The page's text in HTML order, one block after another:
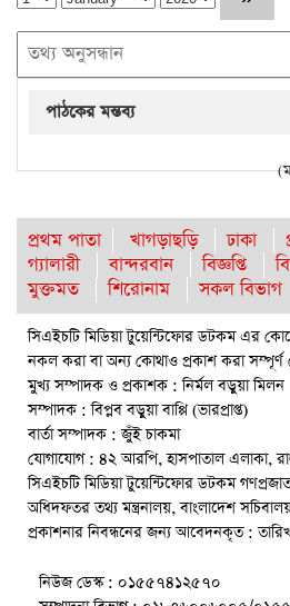
পাঠকের মন্তব্য
প্রথম পাতা খাগড়াছড়ি ঢাকা
গ্যালারী
বান্দরবান বিজ্ঞপ্তি
মুক্তমত
শিরোনাম সকল বিভাগ
সিএইচটি মিডিয়া টুয়েন্টিফোর ডটকম এর
নকল করা বা অন্য কোথাও প্রকাশ করা
মুখ্য সম্পাদক ও প্রকাশক : নির্মল বড়ুয়া মিলন
সম্পাদক : বিপ্লব বড়ুয়া বাপ্পি (ভারপ্রাপ্ত)
বার্তা সম্পাদক : জুঁই চাকমা
যোগাযোগ : ৪২ আরপি, হাসপাতাল এলাকা,
সিএইচটি মিডিয়া টুয়েন্টিফোর ডটকম
অধিদফতর তথ্য মন্ত্রনালয়, বাংলাদেশ
প্রকাশনার নিবন্ধনের জন্য আবেদনকৃত :
নিউজ ডেস্ক : ০১৫৫৭৪১২৫৭০